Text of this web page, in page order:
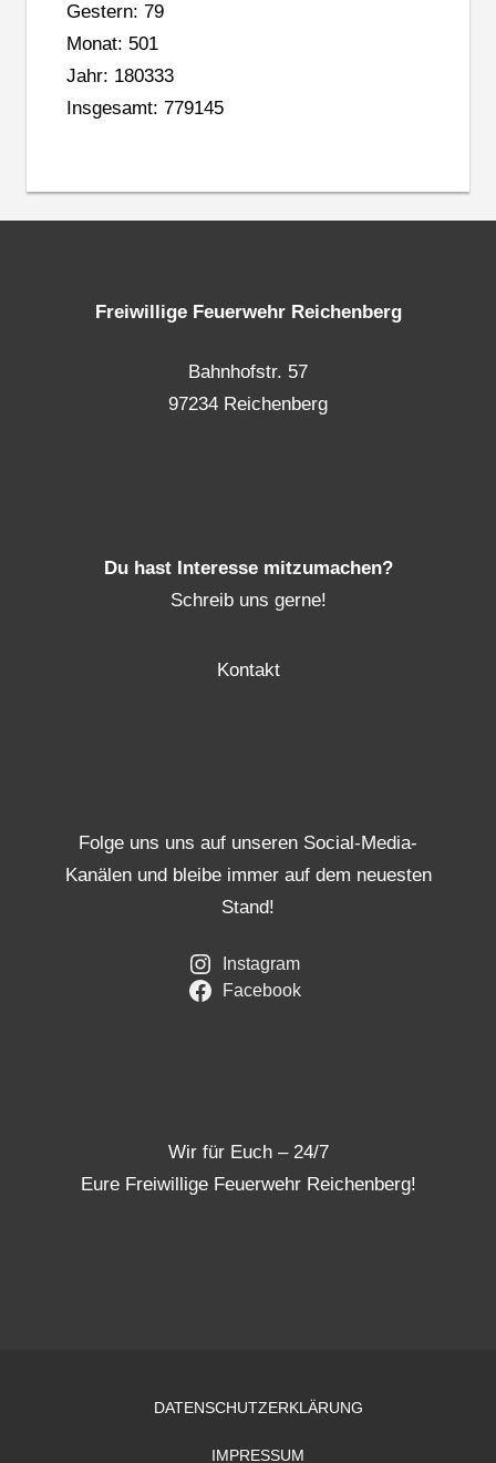
Gestern: 79
Monat: 501
Jahr: 180333
Insgesamt: 779145
Freiwillige Feuerwehr Reichenberg
Bahnhofstr. 57
97234 Reichenberg
Du hast Interesse mitzumachen?
Schreib uns gerne!
Kontakt
Folge uns uns auf unseren Social-Media-
Kanälen und bleibe immer auf dem neuesten
Stand!
Instagram
Facebook
Wir für Euch – 24/7
Eure Freiwillige Feuerwehr Reichenberg!
DATENSCHUTZERKLÄRUNG
IMPRESSUM